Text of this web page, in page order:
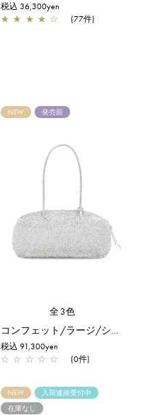
税込 36,300yen
★ ★ ★ ★ ☆ (77件)
NEW 発売前
全3色
税込 91,300yen
☆ ☆ ☆ ☆ ☆ (0件)
NEW
入荷連絡受付中
在庫なし